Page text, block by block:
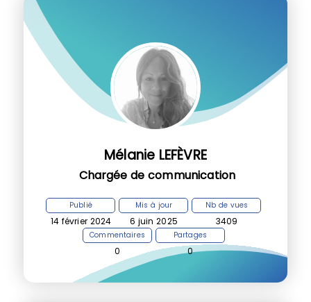
Mélanie LEFÈVRE
Chargée de communication
Publié
14 février 2024
Mis à jour
6 juin 2025
Nb de vues
3409
Commentaires
0
Partages
0